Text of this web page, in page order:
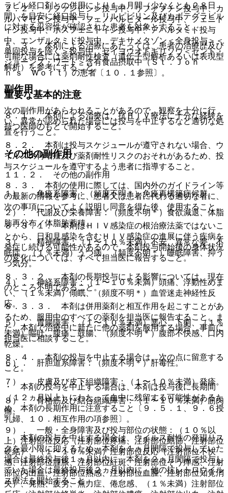
２．２． リファンピシン投与中、リファブチン投与中、カ
ルバマゼピン投与中、フェノバルビタール投与中、フェニト
イン投与中、ホスフェニトイン投与中、アパルタミド投与
中、エンザルタミド投与中、デキサメタゾン＜全身投与＞＜
単回投与を除く＞投与中、セイヨウオトギリソウ＜セント・
ジョーンズ・ワート＞含有食品摂取中（Ｓｔ．Ｊｏｈ
ｎ’ｓ Ｗｏｒｔ）の患者〔１０．１参照〕。
重要な基本的注意
８．１． 本剤による治療は、抗ＨＩＶ療法に十分な経験を
持つ医師のもとで開始すること。
８．２． 本剤は投与スケジュールが遵守されない場合、ウ
イルスの再増殖及び薬剤耐性リスクのおそれがあるため、投
与スケジュールを遵守するよう患者に指導すること。
８．３． 本剤の使用に際しては、国内外のガイドライン等
の最新の情報を参考に、患者又は患者に代わる適切な者に、
次の事項についてよく説明し同意を得た後、使用すること。
８．３．１． 本剤はＨＩＶ感染症の根治療法薬ではないこ
とから、日和見感染を含むＨＩＶ感染症の進展に伴う疾病を
発症し続ける可能性があるので、本剤投与開始後の身体状況
の変化については、すべて担当医に報告すること。
８．３．２． 本剤の長期投与による影響については、現在
のところ不明であること。
８．３．３． 本剤は併用薬剤と相互作用を起こすことがあ
るため、服用中のすべての薬剤を担当医に報告すること。ま
た、本剤で治療中に新たに他の薬剤を服用する場合、事前に
担当医に相談すること。
８．４． 本剤の投与を中止する場合は、次の点に留意する
こと。
・ 本剤の投与を中止する場合は、本剤は投与後に長期間
（１２ヵ月以上）にわたって血中に残留する可能性があるた
め、本剤の長期作用に注意すること〔９．５．１、９．６授
乳婦、１０．相互作用の項参照〕。
・ 本剤の投与を中止する場合は、ウイルス耐性の発現リス
クを最小限に抑えるため、本剤を１ヵ月間隔で投与していた
場合は最終投与後１ヵ月以内に、本剤を２ヵ月間隔で投与し
ていた場合は最終投与後２ヵ月以内に、他の抗レトロウイル
ス療法を開始すること。
ラビル経口剤との併用により１ヵ月間（少なくとも２８日
間）を目安に経口投与し、リルピビリン及びカボテグラビル
に対する忍容性が確認された患者を対象とすること。
５．３． 本剤による治療にあたっては、患者の治療歴及び
可能な場合には薬剤耐性検査（遺伝子型解析あるいは表現型
解析）を参考にすること。
副作用
次の副作用があらわれることがあるので、観察を十分に行
い、異常が認められた場合には投与を中止するなど適切な処
置を行うこと。
その他の副作用
１１．２． その他の副作用
１）． 免疫系障害：（頻度不明＊）免疫再構築症候群。
２）． 代謝及び栄養障害：（頻度不明＊）食欲減退、体脂
肪再分布／体脂肪蓄積。
３）． 精神障害：（１〜１０％未満）不安、異常な夢、不
眠症、（１％未満）うつ病、（頻度不明＊）睡眠障害、抑う
つ気分。
４）． 神経系障害：（１〜１０％未満）頭痛、浮動性めま
い、（１％未満）傾眠、（頻度不明＊）血管迷走神経性反
応。
５）． 胃腸障害：（１〜１０％未満）悪心、下痢、（１％
未満）嘔吐、腹痛、鼓腸、（頻度不明＊）腹部不快感、口内
乾燥。
６）． 肝胆道系障害：（頻度不明＊）肝毒性。
７）． 皮膚及び皮下組織障害：（１〜１０％未満）発疹。
８）． 骨格筋及び結合組織障害：（１〜１０％未満）筋肉
痛。
９）． 一般・全身障害及び投与部位の状態：（１０％以
上）注射部位反応（注射部位疼痛、注射部位結節、注射部位
硬結）、（１〜１０％未満）注射部位反応（注射部位不快
感、注射部位腫脹、注射部位紅斑、注射部位そう痒感、注射
部位内出血、注射部位熱感、注射部位血腫、注射部位知覚消
失）、発熱、疲労、無力症、倦怠感、（１％未満）注射部位